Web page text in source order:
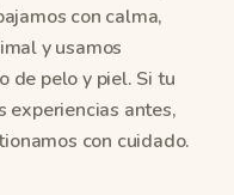
con calma,
y usamos
de pelo y piel. Si tu
experiencias antes,
con cuidado.